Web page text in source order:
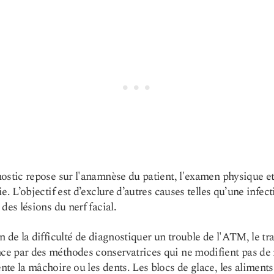
repose sur l'anamnèse du patient, l'examen physique et
L’objectif est d’exclure d’autres causes telles qu’une
lésions du nerf facial.
de la difficulté de diagnostiquer un trouble de l'ATM, le
par des méthodes conservatrices qui ne modifient pas
la mâchoire ou les dents. Les blocs de glace, les